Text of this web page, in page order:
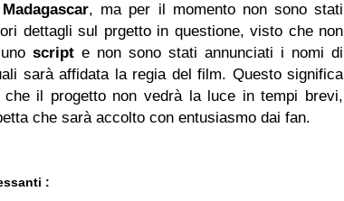
, ma per il momento non sono stati
dettagli sul prgetto in questione, visto che non
script e non sono stati annunciati i nomi di
sarà affidata la regia del film. Questo significa
che il progetto non vedrà la luce in tempi brevi,
che sarà accolto con entusiasmo dai fan.
: